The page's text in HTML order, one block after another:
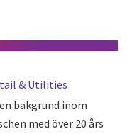
& Utilities
bakgrund inom
med över 20 års